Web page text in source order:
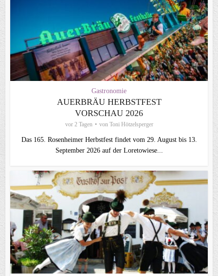
Gastronomie
AUERBRÄU HERBSTFEST
VORSCHAU 2026
vor 2 Tagen von Toni Hötzelsperger
Das 165. Rosenheimer Herbstfest findet vom 29. August bis 13.
September 2026 auf der Loretowiese...